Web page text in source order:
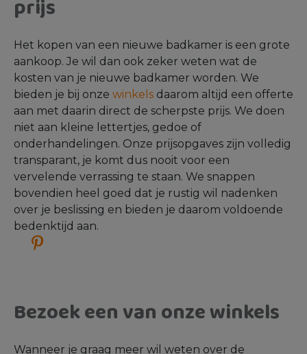
badkamer met travertin en beige tegels, een
koperkleurige kranen.
Ton-sur-ton badkamer: voorzie jouw exclusieve
ton-sur-ton badkamer volledig van taupe
tegels, een taupe meubel met tweed motief,
taupe sanitair en goudkleurige kranen.
Doe badkamer inspiratie op
Ben je op zoek naar meer badkamer inspiratie?
Dan ben je bij Sani4All aan het goede adres! We
bieden namelijk boordevol inspiratie aan. Je kunt
en de laatste trends. Ook in onze winkels kun je je
laten inspireren. In al onze winkels staat een ruim